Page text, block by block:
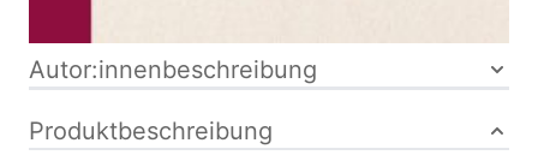
Autor:innenbeschreibung
Produktbeschreibung